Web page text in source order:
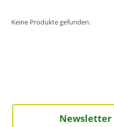
Keine Produkte gefunden.
Newsletter